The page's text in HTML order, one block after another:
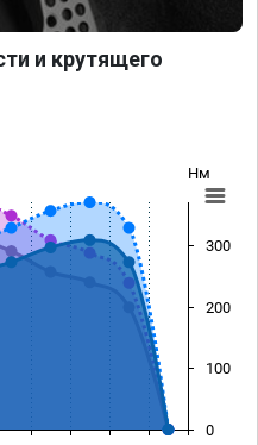
и крутящего
Нм
0
100
200
300